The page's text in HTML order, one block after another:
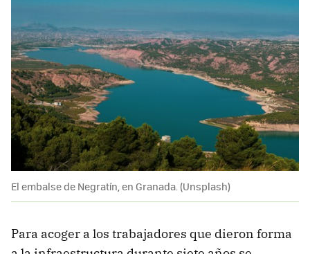
El embalse de Negratín, en Granada. (Unsplash)
Para acoger a los trabajadores que dieron forma